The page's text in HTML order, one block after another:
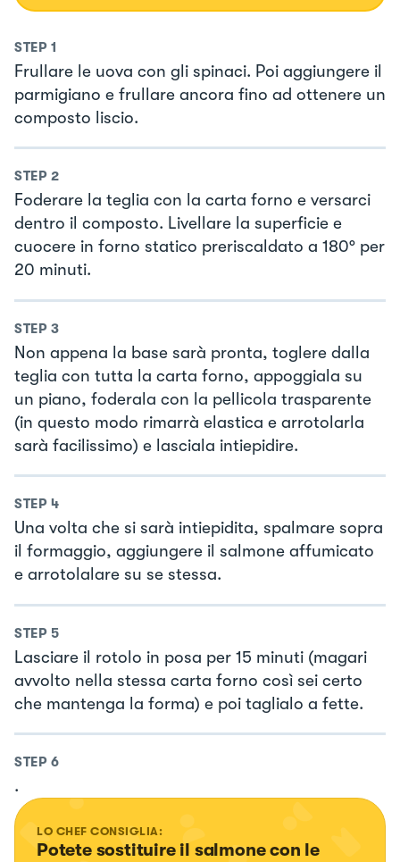
STEP 1
Frullare le uova con gli spinaci. Poi aggiungere il
parmigiano e frullare ancora fino ad ottenere un
composto liscio.
STEP 2
Foderare la teglia con la carta forno e versarci
dentro il composto. Livellare la superficie e
cuocere in forno statico preriscaldato a 180° per
20 minuti.
STEP 3
Non appena la base sarà pronta, toglere dalla
teglia con tutta la carta forno, appoggiala su
un piano, foderala con la pellicola trasparente
(in questo modo rimarrà elastica e arrotolarla
sarà facilissimo) e lasciala intiepidire.
STEP 4
Una volta che si sarà intiepidita, spalmare sopra
il formaggio, aggiungere il salmone affumicato
e arrotolalare su se stessa.
STEP 5
Lasciare il rotolo in posa per 15 minuti (magari
avvolto nella stessa carta forno così sei certo
che mantenga la forma) e poi taglialo a fette.
STEP 6
.
LO CHEF CONSIGLIA:
Potete sostituire il salmone con le